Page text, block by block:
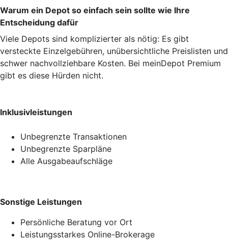
Warum ein Depot so einfach sein sollte wie Ihre
Entscheidung dafür
Viele Depots sind komplizierter als nötig: Es gibt
versteckte Einzelgebühren, unübersichtliche Preislisten und
schwer nachvollziehbare Kosten. Bei meinDepot Premium
gibt es diese Hürden nicht.
Inklusivleistungen
Unbegrenzte Transaktionen
Unbegrenzte Sparpläne
Alle Ausgabeaufschläge
Sonstige Leistungen
Persönliche Beratung vor Ort
Leistungsstarkes Online-Brokerage